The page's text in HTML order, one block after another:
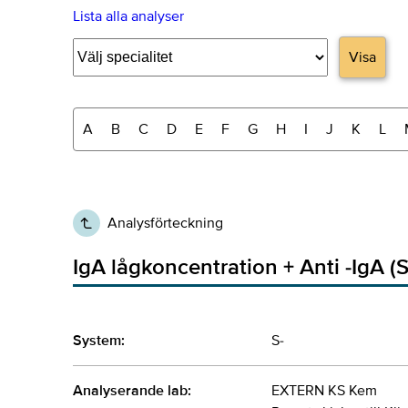
Lista alla analyser
Visa
A B C D E F G H I J K L
Analysförteckning
IgA lågkoncentration + Anti -IgA
System: S-
Analyserande lab:
EXTERN KS Kem